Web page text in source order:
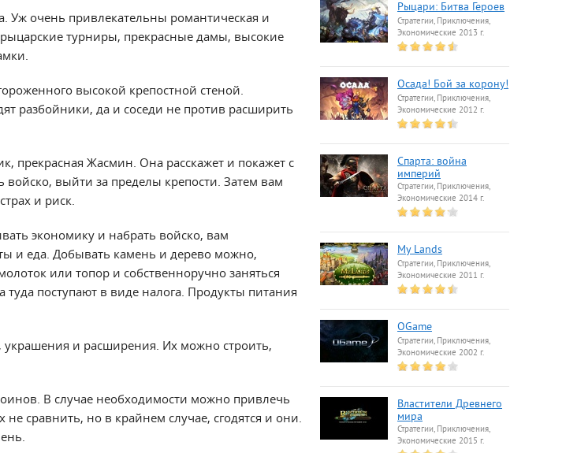
Уж очень привлекательны романтическая и
турниры, прекрасные дамы, высокие
высокой крепостной стеной.
разбойники, да и соседи не против расширить
прекрасная Жасмин. Она расскажет и покажет с
войско, выйти за пределы крепости. Затем вам
и риск.
экономику и набрать войско, вам
и еда. Добывать камень и дерево можно,
или топор и собственноручно заняться
туда поступают в виде налога. Продукты питания
украшения и расширения. Их можно строить,
В случае необходимости можно привлечь
сравнить, но в крайнем случае, сгодятся и они.
Рыцари: Битва Героев
Стратегии, Приключения,
Экономические 2013 г.
Осада! Бой за корону!
Стратегии, Приключения,
Экономические 2012 г.
Спарта: война
империй
Стратегии, Приключения,
Экономические 2014 г.
My Lands
Стратегии, Приключения,
Экономические 2011 г.
OGame
Стратегии, Приключения,
Экономические 2002 г.
Властители Древнего
мира
Стратегии, Приключения,
Экономические 2015 г.